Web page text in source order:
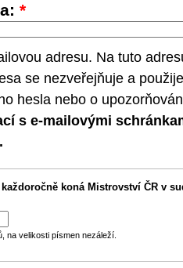
*
adresu. Na tuto
se nezveřejňuje a
hesla nebo o
s e-mailovými
koná Mistrovství ČR v
na velikosti písmen nezáleží.